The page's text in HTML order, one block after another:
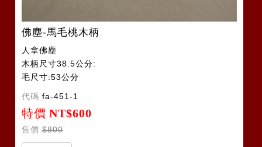
佛塵-馬毛桃木柄
人拿佛塵
木柄尺寸38.5公分:
毛尺寸:53公分
代碼 fa-451-1
特價 NT$600
售價 $800